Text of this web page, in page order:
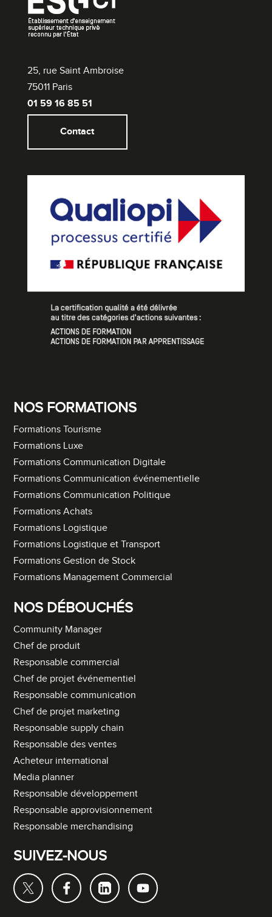
25, rue Saint Ambroise
75011 Paris
01 59 16 85 51
Contact
NOS FORMATIONS
Formations Tourisme
Formations Luxe
Formations Communication Digitale
Formations Communication événementielle
Formations Communication Politique
Formations Achats
Formations Logistique
Formations Logistique et Transport
Formations Gestion de Stock
Formations Management Commercial
NOS DÉBOUCHÉS
Community Manager
Chef de produit
Responsable commercial
Chef de projet événementiel
Responsable communication
Chef de projet marketing
Responsable supply chain
Responsable des ventes
Acheteur international
Media planner
Responsable développement
Responsable approvisionnement
Responsable merchandising
SUIVEZ-NOUS